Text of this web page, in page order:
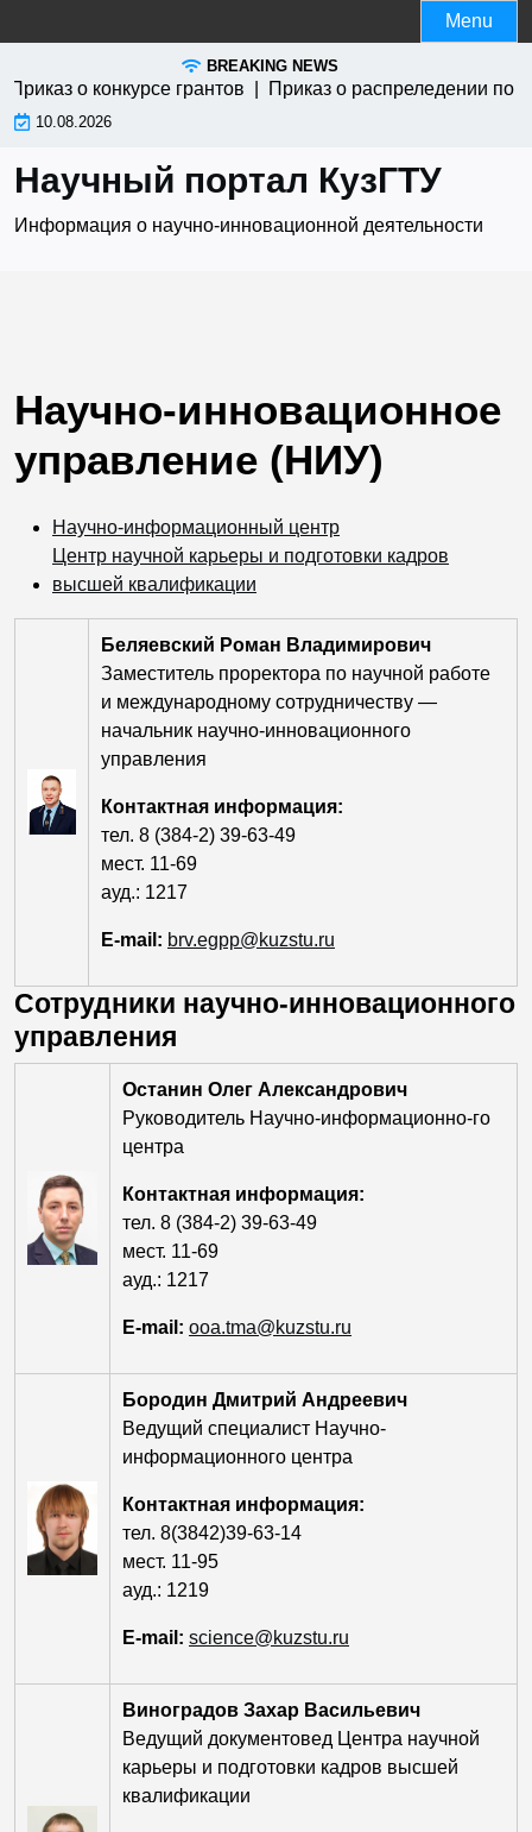
to
Menu
BREAKING NEWS
о конкурсе грантов |Приказ о распреледении по
10.08.2026
Научный портал КузГТУ
Информация о научно-инновационной деятельности
Научно-инновационное
управление (НИУ)
Научно-информационный центр
Центр научной карьеры и подготовки кадров
высшей квалификации
Беляевский Роман Владимирович
Заместитель проректора по научной работе
и международному сотрудничеству —
начальник научно-инновационного
управления
Контактная информация:
тел. 8 (384-2) 39-63-49
мест. 11-69
ауд.: 1217
E-mail: brv.egpp@kuzstu.ru
Сотрудники научно-инновационного
управления
Останин Олег Александрович
Руководитель Научно-информационно-го
центра
Контактная информация:
тел. 8 (384-2) 39-63-49
мест. 11-69
ауд.: 1217
E-mail: ooa.tma@kuzstu.ru
Бородин Дмитрий Андреевич
Ведущий специалист Научно-
информационного центра
Контактная информация:
тел. 8(3842)39-63-14
мест. 11-95
ауд.: 1219
E-mail: science@kuzstu.ru
Виноградов Захар Васильевич
Ведущий документовед Центра научной
карьеры и подготовки кадров высшей
квалификации